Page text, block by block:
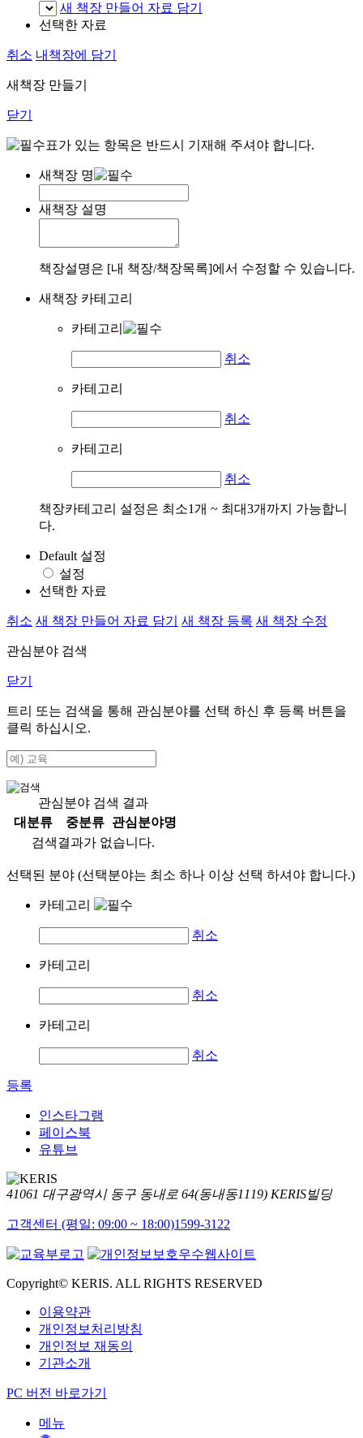
새 책장 만들어 자료 담기
선택한 자료
취소 내책장에 담기
새책장 만들기
닫기
표가 있는 항목은 반드시 기재해 주셔야 합니다.
새책장 명
새책장 설명
책장설명은 [내 책장/책장목록]에서 수정할 수 있습니다.
새책장 카테고리
카테고리
취소
카테고리
취소
카테고리
취소
책장카테고리 설정은 최소1개 ~ 최대3개까지 가능합니
다.
Default 설정
설정
선택한 자료
취소 새 책장 만들어 자료 담기 새 책장 등록 새 책장 수정
관심분야 검색
닫기
트리 또는 검색을 통해 관심분야를 선택 하신 후 등록 버튼을
클릭 하십시오.
관심분야 검색 결과
대분류
중분류
관심분야명
검색결과가 없습니다.
선택된 분야 (선택분야는 최소 하나 이상 선택 하셔야 합니다.)
카테고리
취소
카테고리
취소
카테고리
취소
등록
인스타그램
페이스북
유튜브
41061 대구광역시 동구 동내로 64(동내동1119) KERIS빌딩
고객센터 (평일: 09:00 ~ 18:00)1599-3122
Copyright© KERIS. ALL RIGHTS RESERVED
이용약관
개인정보처리방침
개인정보 재동의
기관소개
PC 버전 바로가기
메뉴